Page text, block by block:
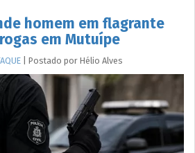
homem em flagrante
em Mutuípe
Postado por Hélio Alves